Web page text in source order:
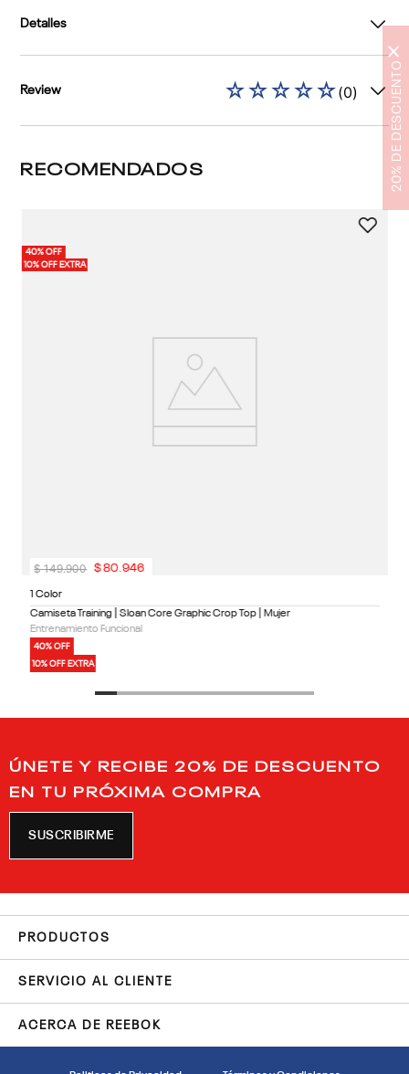
20% DE DESCUENTO
×
Detalles
Review ☆☆☆☆☆(0)
RECOMENDADOS
40% OFF
10% OFF EXTRA
1 Color
Camiseta Training | Sloan Core Graphic Crop Top | Mujer
Entrenamiento Funcional
40% OFF
10% OFF EXTRA
$ 149.900 $80.946
$
ÚNETE Y RECIBE 20% DE DESCUENTO
EN TU PRÓXIMA COMPRA
SUSCRIBIRME
PRODUCTOS
SERVICIO AL CLIENTE
ACERCA DE REEBOK